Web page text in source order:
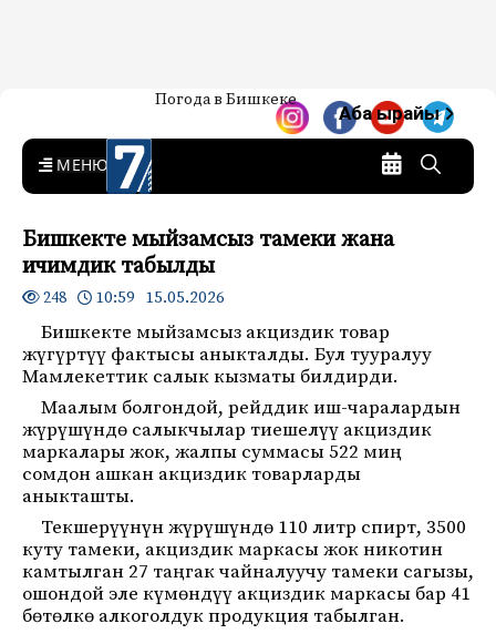
7-канал. Жаңылыктар —
Кыргызстан
Жаңылыктар — Кыргызстан
Погода в Бишкеке
Аба ырайы
MENU
Бишкекте мыйзамсыз тамеки жана
ичимдик табылды
248 10:59 15.05.2026
Бишкекте мыйзамсыз акциздик товар
жүгүртүү фактысы аныкталды. Бул тууралуу
Мамлекеттик салык кызматы билдирди.
Маалым болгондой, рейддик иш-чаралардын
жүрүшүндө салыкчылар тиешелүү акциздик
маркалары жок, жалпы суммасы 522 миң
сомдон ашкан акциздик товарларды
аныкташты.
Текшерүүнүн жүрүшүндө 110 литр спирт, 3500
куту тамеки, акциздик маркасы жок никотин
камтылган 27 таңгак чайналуучу тамеки сагызы,
ошондой эле күмөндүү акциздик маркасы бар 41
бөтөлкө алкоголдук продукция табылган.